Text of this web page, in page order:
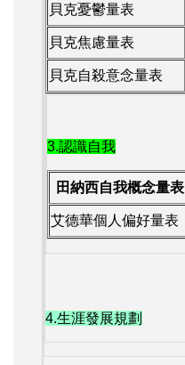
貝克憂鬱量表
貝克焦慮量表
貝克自殺意念量表
3.認識自我
田納西自我概念量表
艾德華個人偏好量表
4.生涯發展規劃